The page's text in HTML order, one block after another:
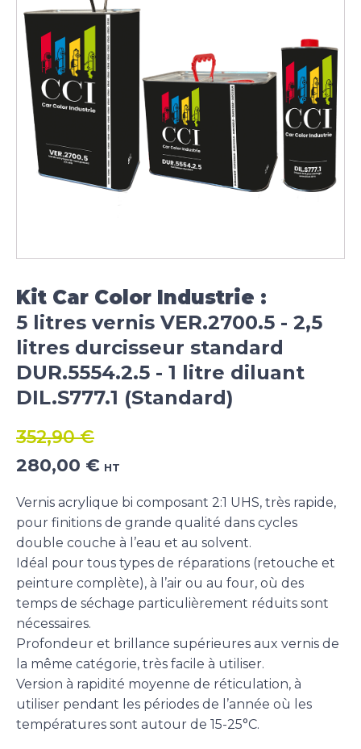
Kit Car Color Industrie :
5 litres vernis VER.2700.5 - 2,5
litres durcisseur standard
DUR.5554.2.5 - 1 litre diluant
DIL.S777.1 (Standard)
352,90€
Le
initial
était :
352,90 €.
280,00 €Le
actuel
est :
280,00 €.
HT
Vernis acrylique bi composant 2:1 UHS, très rapide,
pour finitions de grande qualité dans cycles
double couche à l’eau et au solvent.
Idéal pour tous types de réparations (retouche et
peinture complète), à l’air ou au four, où des
temps de séchage particulièrement réduits sont
nécessaires.
Profondeur et brillance supérieures aux vernis de
la même catégorie, très facile à utiliser.
Version à rapidité moyenne de réticulation, à
utiliser pendant les périodes de l’année où les
températures sont autour de 15-25°C.